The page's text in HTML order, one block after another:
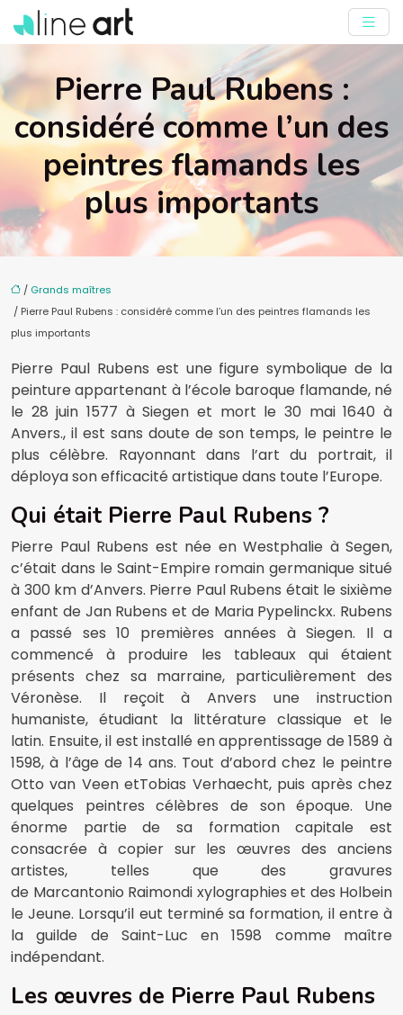
Pierre Paul Rubens :
considéré comme l’un des
peintres flamands les
plus importants
/ Grands maîtres
/ Pierre Paul Rubens : considéré comme l’un des peintres flamands les
plus importants
Pierre Paul Rubens est une figure symbolique de la
peinture appartenant à l’école baroque flamande, né
le 28 juin 1577 à Siegen et mort le 30 mai 1640 à
Anvers., il est sans doute de son temps, le peintre le
plus célèbre. Rayonnant dans l’art du portrait, il
déploya son efficacité artistique dans toute l’Europe.
Qui était Pierre Paul Rubens ?
Pierre Paul Rubens est née en Westphalie à Segen,
c’était dans le Saint-Empire romain germanique situé
à 300 km d’Anvers. Pierre Paul Rubens était le sixième
enfant de Jan Rubens et de Maria Pypelinckx. Rubens
a passé ses 10 premières années à Siegen. Il a
commencé à produire les tableaux qui étaient
présents chez sa marraine, particulièrement des
Véronèse. Il reçoit à Anvers une instruction
humaniste, étudiant la littérature classique et le
latin. Ensuite, il est installé en apprentissage de 1589 à
1598, à l’âge de 14 ans. Tout d’abord chez le peintre
Otto van Veen etTobias Verhaecht, puis après chez
quelques peintres célèbres de son époque. Une
énorme partie de sa formation capitale est
consacrée à copier sur les œuvres des anciens
artistes, telles que des gravures
de Marcantonio Raimondi xylographies et des Holbein
le Jeune. Lorsqu’il eut terminé sa formation, il entre à
la guilde de Saint-Luc en 1598 comme maître
indépendant.
Les œuvres de Pierre Paul Rubens